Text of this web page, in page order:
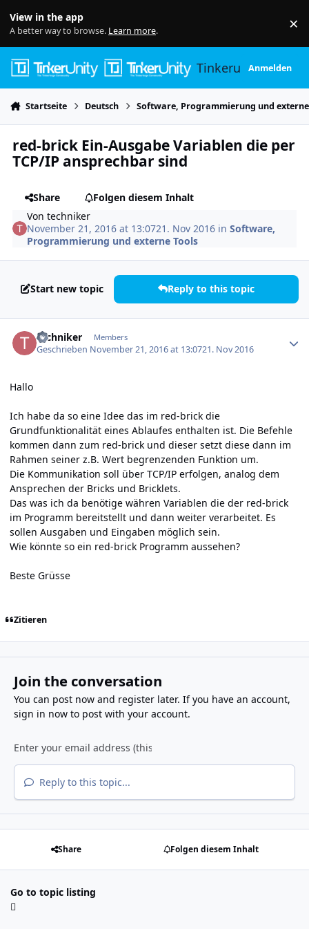
View in the app
A better way to browse. Learn more. ×
TinkerunityAnmelden
Startseite Deutsch Software, Programmierung und
red-brick Ein-Ausgabe Variablen die per
TCP/IP ansprechbar sind
Share
Folgen diesem Inhalt
Vontechniker
November 21, 2016 at 13:0721. Nov 2016 inSoftware,
Programmierung und externe Tools
Start new topic Reply to this topic
techniker Members
Geschrieben November 21, 2016 at 13:0721. Nov 2016
Hallo
Ich habe da so eine Idee das im red-brick die
Grundfunktionalität eines Ablaufes enthalten ist. Die Befehle
kommen dann zum red-brick und dieser setzt diese dann im
Rahmen seiner z.B. Wert begrenzenden Funktion um.
Die Kommunikation soll über TCP/IP erfolgen, analog dem
Ansprechen der Bricks und Bricklets.
Das was ich da benötige währen Variablen die der red-brick
im Programm bereitstellt und dann weiter verarbeitet. Es
sollen Ausgaben und Eingaben möglich sein.
Wie könnte so ein red-brick Programm aussehen?
Beste Grüsse
Zitieren
Join the conversation
You can post now and register later. If you have an account,
sign in nowto post with your account.
Reply to this topic...
Share Folgen diesem Inhalt
Go to topic listing